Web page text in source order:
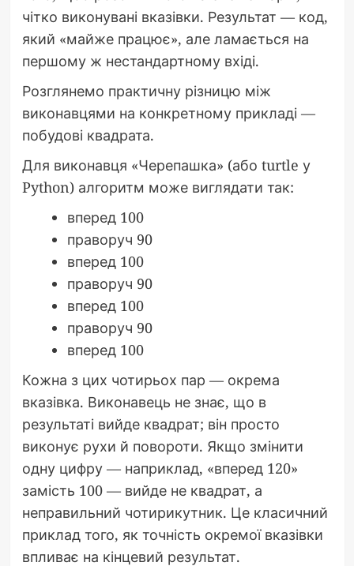
чітко виконувані вказівки. Результат — код,
який «майже працює», але ламається на
першому ж нестандартному вхіді.
Розглянемо практичну різницю між
виконавцями на конкретному прикладі —
побудові квадрата.
Для виконавця «Черепашка» (або turtle у
Python) алгоритм може виглядати так:
вперед 100
праворуч 90
вперед 100
праворуч 90
вперед 100
праворуч 90
вперед 100
Кожна з цих чотирьох пар — окрема
вказівка. Виконавець не знає, що в
результаті вийде квадрат; він просто
виконує рухи й повороти. Якщо змінити
одну цифру — наприклад, «вперед 120»
замість 100 — вийде не квадрат, а
неправильний чотирикутник. Це класичний
приклад того, як точність окремої вказівки
впливає на кінцевий результат.